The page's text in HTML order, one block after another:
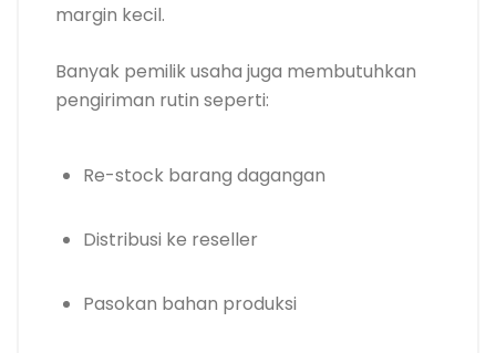
margin kecil.
Banyak pemilik usaha juga membutuhkan
pengiriman rutin seperti:
Re-stock barang dagangan
Distribusi ke reseller
Pasokan bahan produksi